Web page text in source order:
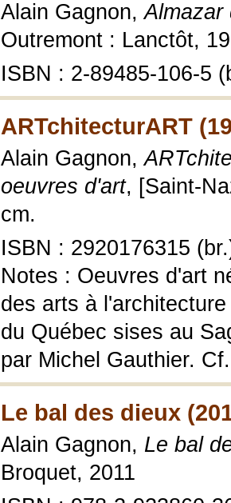
Alain Gagnon,Almazar
Outremont : Lanctôt,
ISBN : 2-89485-106-5
ARTchitecturART
Alain Gagnon,
oeuvres d'art, [Saint-
cm.
ISBN : 2920176315
Notes : Oeuvres d'art
des arts à
du Québec sises au
par Michel Gauthier.
Le bal des dieux
Alain Gagnon, Le bal
Broquet, 2011